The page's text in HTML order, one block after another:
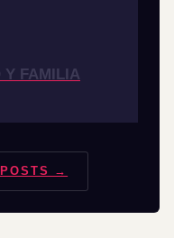
Y FAMILIA
→